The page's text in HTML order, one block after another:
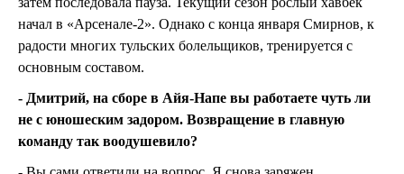
начал в «Арсенале-2». Однако с конца января Смирнов, к
радости многих тульских болельщиков, тренируется с
основным составом.
- Дмитрий, на сборе в Айя-Напе вы работаете чуть ли
не с юношеским задором. Возвращение в главную
команду так воодушевило?